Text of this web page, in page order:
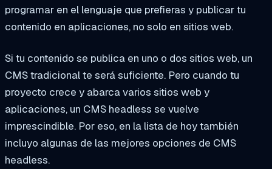
programar en el lenguaje que prefieras y publicar tu
contenido en aplicaciones, no solo en sitios web.
Si tu contenido se publica en uno o dos sitios web, un
CMS tradicional te será suficiente. Pero cuando tu
proyecto crece y abarca varios sitios web y
aplicaciones, un CMS headless se vuelve
imprescindible. Por eso, en la lista de hoy también
incluyo algunas de las mejores opciones de CMS
headless.